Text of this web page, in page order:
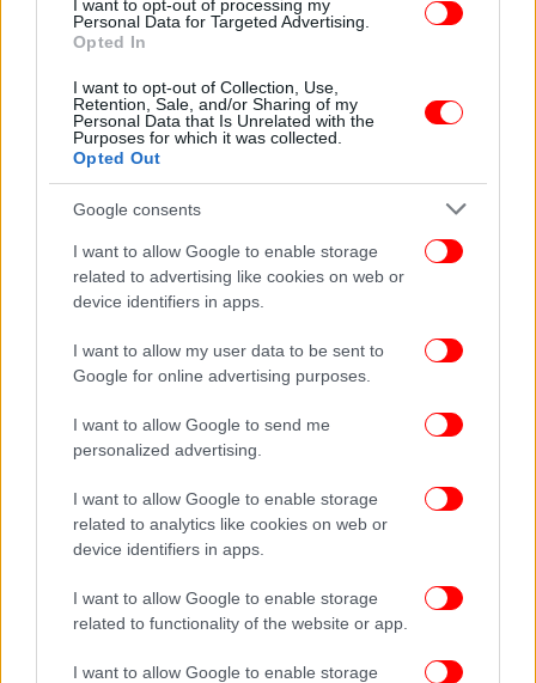
I want to opt-out of processing my
Personal Data for Targeted Advertising.
Opted In
I want to opt-out of Collection, Use,
Retention, Sale, and/or Sharing of my
Personal Data that Is Unrelated with the
Purposes for which it was collected.
Opted Out
Google consents
I want to allow Google to enable storage
related to advertising like cookies on web or
device identifiers in apps.
I want to allow my user data to be sent to
Google for online advertising purposes.
I want to allow Google to send me
personalized advertising.
I want to allow Google to enable storage
related to analytics like cookies on web or
device identifiers in apps.
I want to allow Google to enable storage
related to functionality of the website or app.
I want to allow Google to enable storage
Γερουλάνος κατά της διαγραφής
Κωνσταντινόπουλου: «Δεν είναι η ώρα να
γινόμαστε λιγότεροι -Ψυχραιμία»
ΠΟΛΙΤΙΚΗ 13/03/2026 09:52
Δούκας για διαγραφή Κωνσταντινόπουλου: Δεν
αντιμετωπίζονται έτσι τα προβλήματα και δεν
βελτιώνεται η εικόνα του ΠΑΣΟΚ